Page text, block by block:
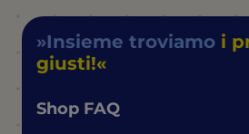
Insieme troviamo i
giusti!
Shop FAQ